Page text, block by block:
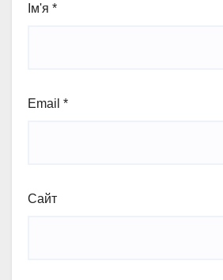
Ім'я *
Email *
Сайт